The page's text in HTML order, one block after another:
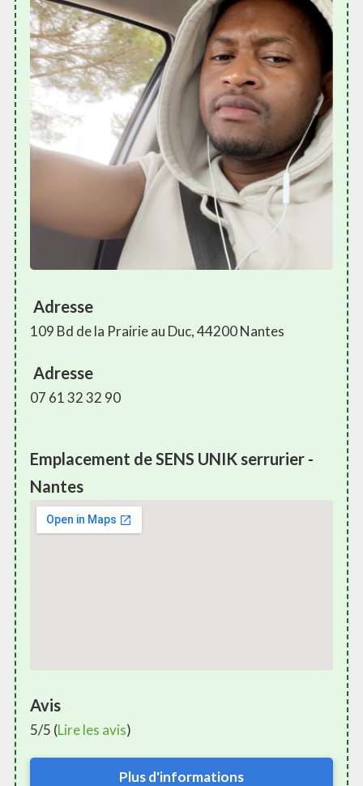
Adresse
109 Bd de la Prairie au Duc, 44200 Nantes
Adresse
07 61 32 32 90
Emplacement de SENS UNIK serrurier -
Nantes
Avis
5/5 (Lire les avis)
Plus d'informations